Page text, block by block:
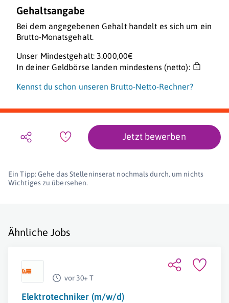
Gehaltsangabe
Bei dem angegebenen Gehalt handelt es sich um ein
Brutto-Monatsgehalt.
Unser Mindestgehalt: 3.000,00€
In deiner Geldbörse landen mindestens (netto):
Kennst du schon unseren Brutto-Netto-Rechner?
Jetzt bewerben
Ein Tipp: Gehe das Stelleninserat nochmals durch, um nichts
Wichtiges zu übersehen.
Ähnliche Jobs
vor 30+ T
Elektrotechniker (m/w/d)